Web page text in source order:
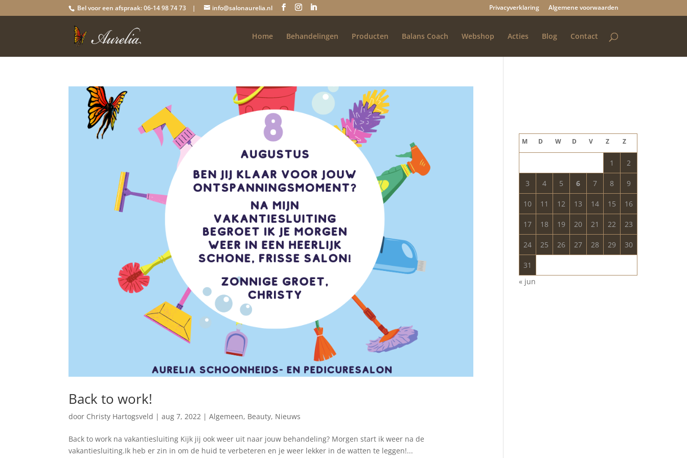
Bel voor een afspraak: 06-14 98 74 73 | info@salonaurelia.nl Privacyverklaring Algemene voorwaarden
Home Behandelingen Producten Balans Coach Webshop Acties Blog Contact
Back to work!
door Christy Hartogsveld |aug 7, 2022 |Algemeen, Beauty, Nieuws
Back to work na vakantiesluiting Kijk jij ook weer uit naar jouw behandeling? Morgen start ik weer na de
vakantiesluiting.Ik heb er zin in om de huid te verbeteren en je weer lekker in de watten te leggen!...
M D W D V Z Z
1 2
3 4 5 6 7 8 9
10 11 12 13 14 15 16
17 18 19 20 21 22 23
24 25 26 27 28 29 30
31
« jun